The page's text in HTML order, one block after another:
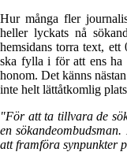
Hur många fler
heller lyckats nå
hemsidans torra text, ett
ska fylla i för att ens ha
honom. Det känns
inte helt lättåtkomlig
"För att ta tillvara de
en
att framföra synpunkter